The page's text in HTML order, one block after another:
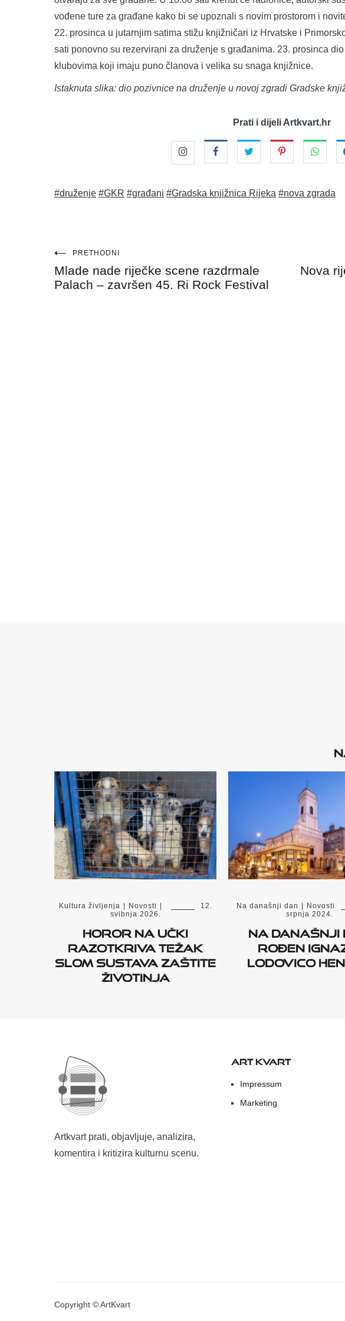
vođene ture za građane kako bi se upoznali s novim prostorom i
22. prosinca u jutarnjim satima stižu knjižničari iz Hrvatske i
sati ponovno su rezervirani za druženje s građanima. 23. prosinca
klubovima koji imaju puno članova i velika su snaga knjižnice.
Istaknuta slika: dio pozivnice na druženje u novoj zgradi Gradske
Prati i dijeli Artkvart.hr
#druženje #GKR #građani #Gradska knjižnica Rijeka #nova zgrada
Navigacija
objava
PRETHODNI
Mlade nade riječke scene razdrmale
Palach – završen 45. Ri Rock Festival
Nova
Kultura življenja Novosti
12.
svibnja 2026.
Horor na Učki
razotkriva težak
slom sustava zaštite
životinja
Na današnji dan Novosti
srpnja 2024.
Na današnji
rođen
Lodovico
Artkvart prati, objavljuje, analizira,
komentira i kritizira kulturnu scenu.
ART KVART
Impressum
Marketing
Copyright © ArtKvart